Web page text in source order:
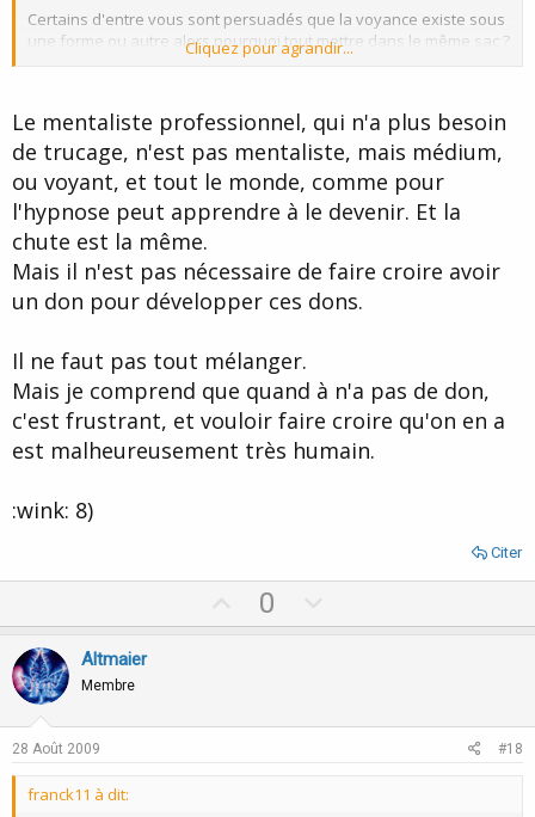
Certains d'entre vous sont persuadés que la voyance existe sous
une forme ou autre alors pourquoi tout mettre dans le même sac ?
Cliquez pour agrandir...
Le mentaliste professionnel, qui n'a plus besoin
de trucage, n'est pas mentaliste, mais médium,
ou voyant, et tout le monde, comme pour
l'hypnose peut apprendre à le devenir. Et la
chute est la même.
Mais il n'est pas nécessaire de faire croire avoir
un don pour développer ces dons.
Il ne faut pas tout mélanger.
Mais je comprend que quand à n'a pas de don,
c'est frustrant, et vouloir faire croire qu'on en a
est malheureusement très humain.
:wink: 8)
Citer
p
0
o
Altmaier
Membre
28 Août 2009 #18
franck11 à dit: